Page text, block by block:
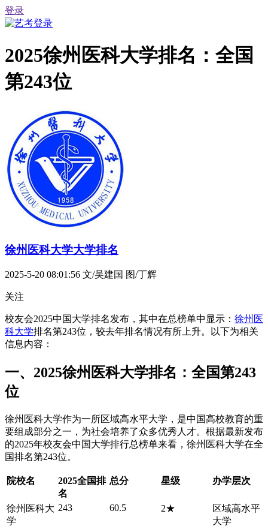
登录
2025徐州医科大学排名：全国
第243位
徐州医科大学大学排名
2025-5-20 08:01:56 文/吴建国 图/丁辉
关注
校友会2025中国大学排名发布，其中在总榜单中显示： 徐州医
科大学排名第243位，较去年排名情况有所上升。以下为相关
信息内容：
一、2025徐州医科大学排名：全国第243
位
徐州医科大学作为一所区域高水平大学，是中国高校教育的重
要组成部分之一，为社会培养了众多优秀人才。根据最新发布
的2025年校友会中国大学排行总榜单来看，徐州医科大学在全
国排名第243位。
院校名
2025全国排
名
总分 星级 办学层次
徐州医科大
学
243 60.5 2★
区域高水平
大学